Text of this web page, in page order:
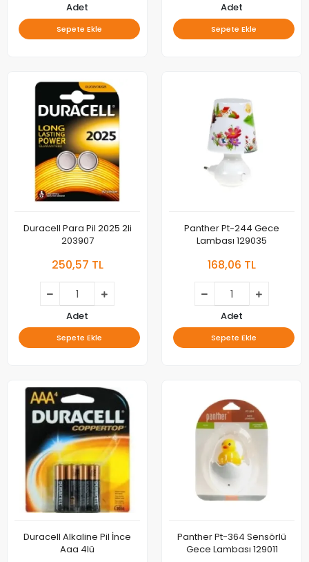
Adet
Sepete Ekle
Adet
Sepete Ekle
Duracell Para Pil 2025 2li
203907
250,57 TL
Adet
Sepete Ekle
Panther Pt-244 Gece
Lambası 129035
168,06 TL
Adet
Sepete Ekle
Duracell Alkaline Pil İnce
Aaa 4lü
Panther Pt-364 Sensörlü
Gece Lambası 129011